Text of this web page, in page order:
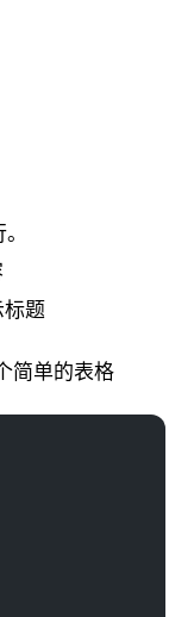
题
简单的表格